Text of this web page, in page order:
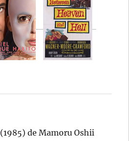
(1985) de Mamoru Oshii